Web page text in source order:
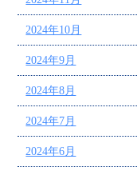
2024年10月
2024年9月
2024年8月
2024年7月
2024年6月